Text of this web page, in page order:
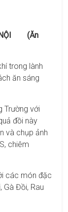
NỘI (Ăn
trong lành
ăn sáng
Trường với
đồi này
và chụp ảnh
chiêm
các món đặc
Gà Đồi, Rau